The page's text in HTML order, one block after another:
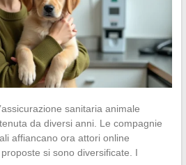
sanitaria animale
da diversi anni. Le compagnie
affiancano ora attori online
si sono diversificate. I